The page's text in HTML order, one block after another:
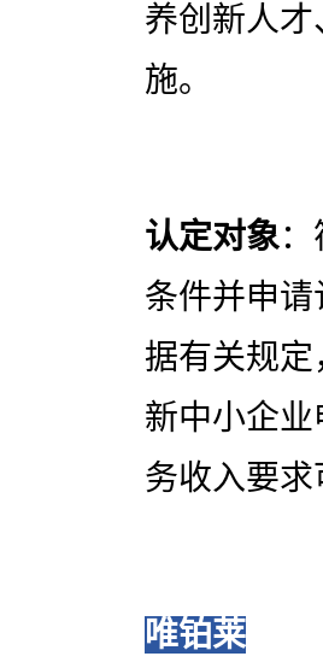
养创新人
施。
认定对象
条件并申
据有关规定
新中小企业
务收入要求
唯铂莱